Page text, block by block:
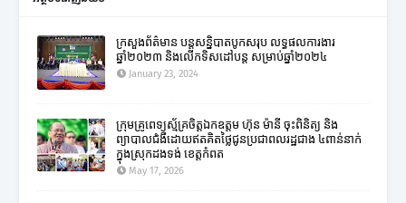
ក្រសួងព័ត៌មាន បន្តសន្និបាតបូកសរុប លទ្ធផលការងារ
ឆ្នាំ២០២៣ និងលើកទិសដៅបន្ត សម្រាប់ឆ្នាំ២០២៤
January 23, 2024
ក្រុមគ្រូពេទ្យស្ម័គ្រចិត្តឯកឧត្តម ហ៊ុន ម៉ានី ចុះពិនិត្យ និង
ព្យាបាលជំងឺដោយឥតគិតថ្លៃជូនប្រជាពលរដ្ឋជាង ៤ពាន់នាក់
ក្នុងស្រុកដងទង់ ខេត្តកំពត
May 17, 2026